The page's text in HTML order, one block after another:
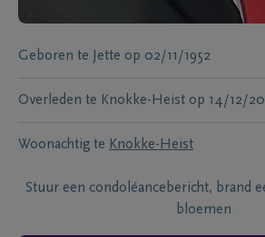
Geboren te Jette op 02/11/1952
Overleden te Knokke-Heist op 14/12/
Woonachtig te Knokke-Heist
Stuur een condoléancebericht, brand
bloemen